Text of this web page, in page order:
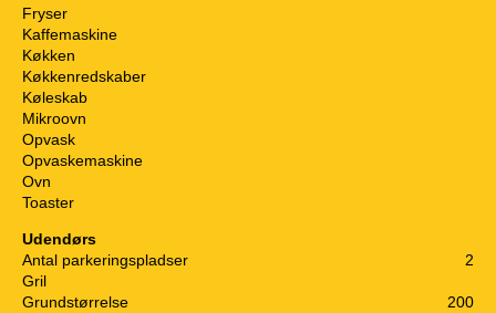
Fryser
Kaffemaskine
Køkken
Køkkenredskaber
Køleskab
Mikroovn
Opvask
Opvaskemaskine
Ovn
Toaster
Udendørs
Antal parkeringspladser
2
Gril
Grundstørrelse
200